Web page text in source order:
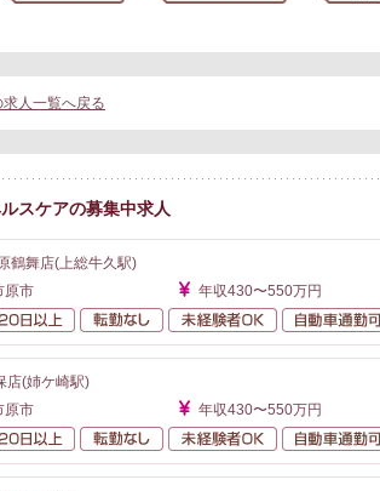
人一覧へ戻る
スケアの募集中求人
鶴舞店(上総牛久駅)
原市
年収430〜550万円
年間休日120日以上
転勤なし 未経験者OK
店(姉ケ崎駅)
原市
年収430〜550万円
年間休日120日以上
転勤なし 未経験者OK